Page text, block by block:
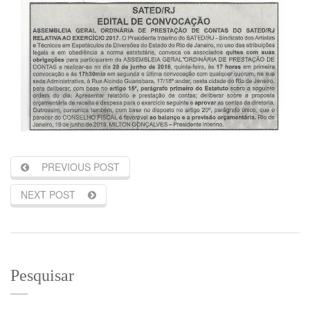
PREVIOUS POST
NEXT POST
Pesquisar